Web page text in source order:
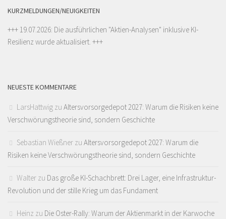
KURZMELDUNGEN/NEUIGKEITEN
+++ 19.07.2026: Die ausführlichen "Aktien-Analysen" inklusive KI-
Resilienz wurde aktualisiert. +++
NEUESTE KOMMENTARE
LarsHattwig zu Altersvorsorgedepot 2027: Warum die Risiken keine
Verschwörungstheorie sind, sondern Geschichte
Sebastian Wießner zu Altersvorsorgedepot 2027: Warum die
Risiken keine Verschwörungstheorie sind, sondern Geschichte
Walter zu Das große KI-Schachbrett: Drei Lager, eine Infrastruktur-
Revolution und der stille Krieg um das Fundament
Heinz zu Die Oster-Rally: Warum der Aktienmarkt in der Karwoche